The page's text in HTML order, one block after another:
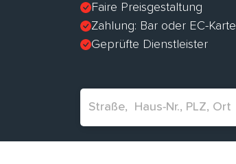
Faire Preisgestaltung
Zahlung: Bar oder EC-Karte
Geprüfte Dienstleister